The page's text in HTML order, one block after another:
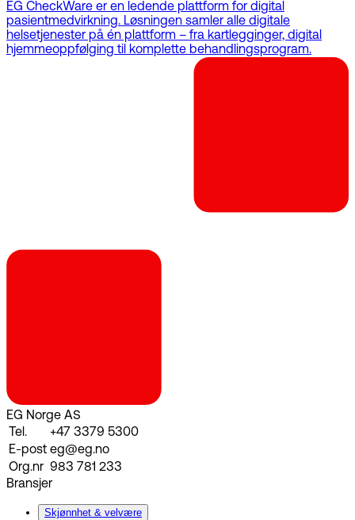
EG CheckWare er en ledende plattform for digital
pasientmedvirkning. Løsningen samler alle digitale
helsetjenester på én plattform – fra kartlegginger, digital
hjemmeoppfølging til komplette behandlingsprogram.
EG Norge AS
Tel.
+47 3379 5300
E-post eg@eg.no
Org.nr 983 781 233
Bransjer
Skjønnhet & velvære